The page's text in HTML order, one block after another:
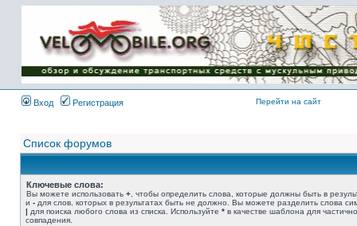
Имя пользователя:
Пароль:
{ LOG_ME_IN_SHORT
}
Вход
Регистрация Перейти на сайт
Список форумов
Ключевые слова:
Вы можете использовать + , чтобы определить слова, которые должны быть в
и - для слов, которых в результатах быть не должно. Вы можете разделить слова
| для поиска любого слова из списка. Используйте * в качестве шаблона для
совпадения.